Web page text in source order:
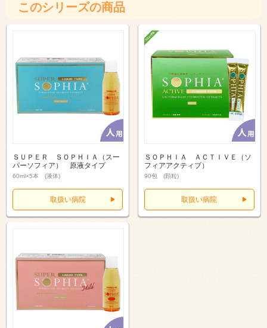
このシリーズの商品
ＳＵＰＥＲ ＳＯＰＨＩＡ（スー
パーソフィア） 原液タイプ
60ml×5本 (液体)
取扱い病院
ＳＯＰＨＩＡ ＡＣＴＩＶＥ（ソ
フィアアクティブ）
90包 (顆粒)
取扱い病院